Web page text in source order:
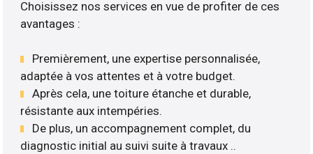
Choisissez nos services en vue de profiter de ces
avantages :
Premièrement, une expertise personnalisée,
adaptée à vos attentes et à votre budget.
Après cela, une toiture étanche et durable,
résistante aux intempéries.
De plus, un accompagnement complet, du
diagnostic initial au suivi suite à travaux ..